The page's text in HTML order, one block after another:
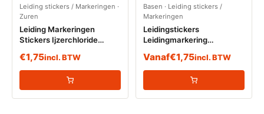
Leiding stickers / Markeringen ·
Zuren
Leiding Markeringen
Stickers Ijzerchloride
€1,75incl. BTW
Basen · Leiding stickers /
Markeringen
Leidingstickers
Leidingmarkering
Vanaf€1,75incl. BTW